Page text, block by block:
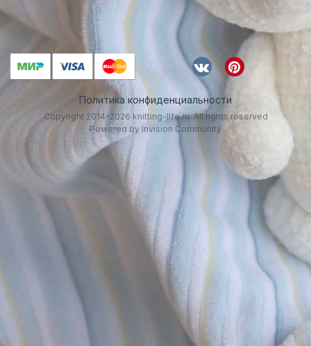
Политика конфиденциальности
Copyright 2014-2026 knitting-life.ru. All rights reserved
Powered by Invision Community